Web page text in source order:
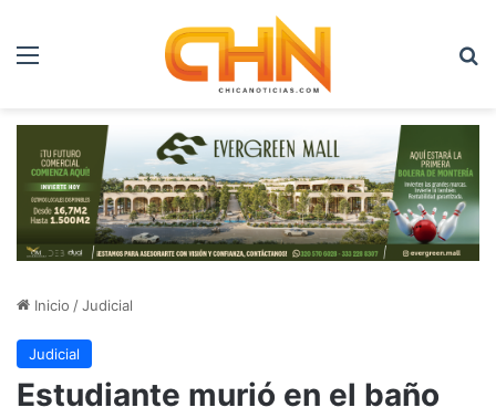
Menú
Inicio /Judicial
Judicial
Estudiante murió en el baño